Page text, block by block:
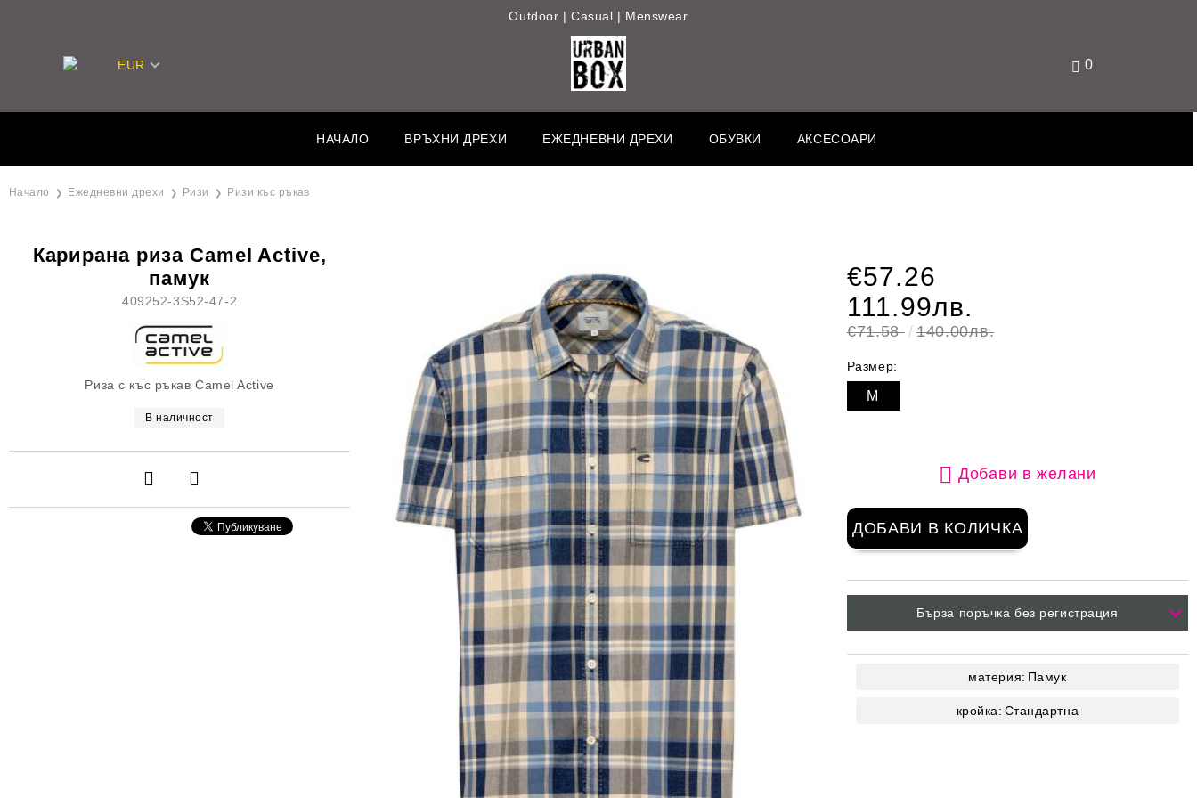
Outdoor | Casual | Menswear
EUR 0
НАЧАЛО ВРЪХНИ ДРЕХИ ЕЖЕДНЕВНИ ДРЕХИ ОБУВКИ АКСЕСОАРИ
Начало Ежедневни дрехи Ризи Ризи къс ръкав
Карирана риза Camel Active,
памук
409252-3S52-47-2
Риза с къс ръкав Camel Active
В наличност
€57.26
111.99лв.
€71.58 140.00лв.
Размер:
M
Добави в желани
Бърза поръчка без регистрация
материя: Памук
кройка: Стандартна